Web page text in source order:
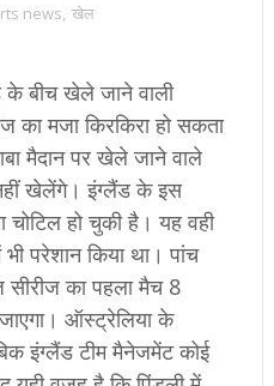
news, खेल
बीच खेले जाने वाली
का मजा किरकिरा हो सकता
मैदान पर खेले जाने वाले
खेलेंगे। इंग्लैंड के इस
चोटिल हो चुकी है। यह वही
परेशान किया था। पांच
का पहला मैच 8
ऑस्ट्रेलिया के
इंग्लैंड टीम मैनेजमेंट कोई